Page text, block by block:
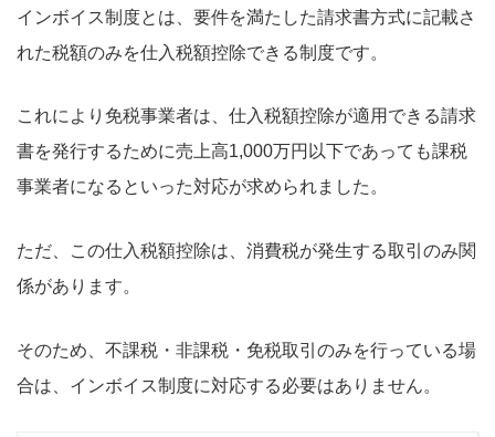
インボイス制度とは、要件を満たした請求書方式に記載さ
れた税額のみを仕入税額控除できる制度です。
これにより免税事業者は、仕入税額控除が適用できる請求
書を発行するために売上高1,000万円以下であっても課税
事業者になるといった対応が求められました。
ただ、この仕入税額控除は、消費税が発生する取引のみ関
係があります。
そのため、不課税・非課税・免税取引のみを行っている場
合は、インボイス制度に対応する必要はありません。